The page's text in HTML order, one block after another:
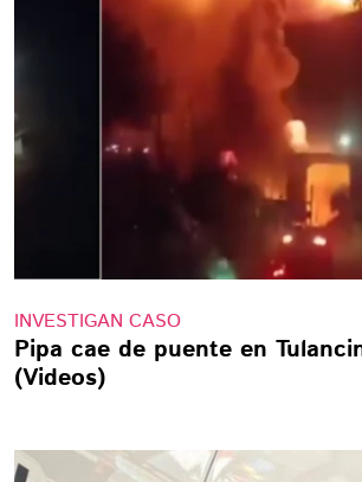
INVESTIGAN CASO
Pipa cae de puente en
(Videos)